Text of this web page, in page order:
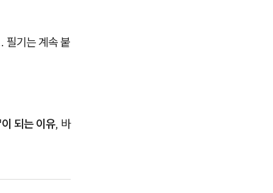
필기는 계속 붙
되는 이유, 바